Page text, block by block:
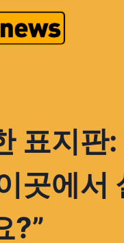
표지판
곳에서
?”